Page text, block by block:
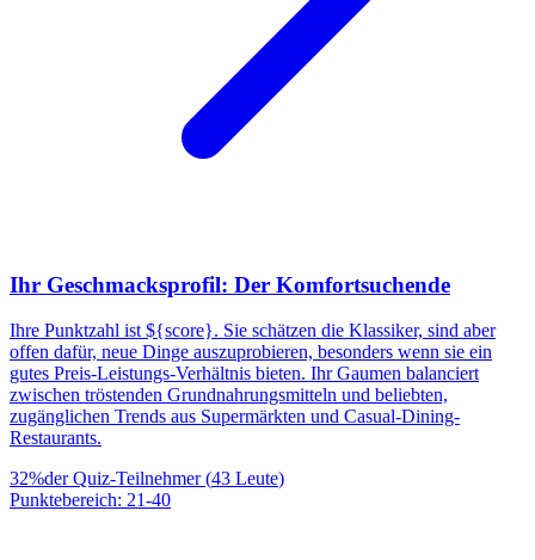
Ihr Geschmacksprofil: Der Komfortsuchende
Ihre Punktzahl ist ${score}. Sie schätzen die Klassiker, sind aber
offen dafür, neue Dinge auszuprobieren, besonders wenn sie ein
gutes Preis-Leistungs-Verhältnis bieten. Ihr Gaumen balanciert
zwischen tröstenden Grundnahrungsmitteln und beliebten,
zugänglichen Trends aus Supermärkten und Casual-Dining-
Restaurants.
32%der Quiz-Teilnehmer(43 Leute)
Punktebereich: 21-40